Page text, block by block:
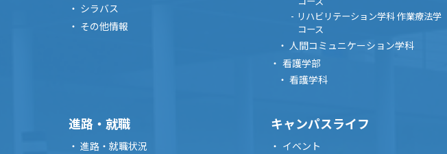
シラバス
その他情報
リハビリテーション学科 作業療法学
コース
人間コミュニケーション学科
看護学部
看護学科
進路・就職
進路・就職状況
キャンパスライフ
イベント